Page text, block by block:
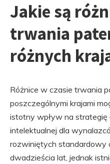
Jakie są
trwania
różnych
Różnice w czasie trwania
poszczególnymi krajami
istotny wpływ na strategię
intelektualnej dla
rozwiniętych standardowy
dwadzieścia lat, jednak